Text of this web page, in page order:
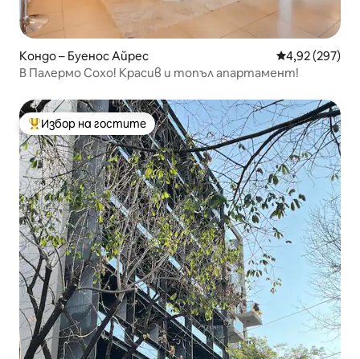
Кондо – Буенос Айрес Средна
4,92 (297)
В Палермо Сохо! Красив и топъл апартамент!
Най-популярен избор на гостите
Избор на гостите